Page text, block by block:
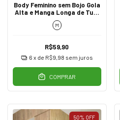
Body Feminino sem Bojo Gola
Alta e Manga Longa de Tule
Marrom
M
R$59,90
6 x de R$9,98 sem juros
COMPRAR
50% OFF